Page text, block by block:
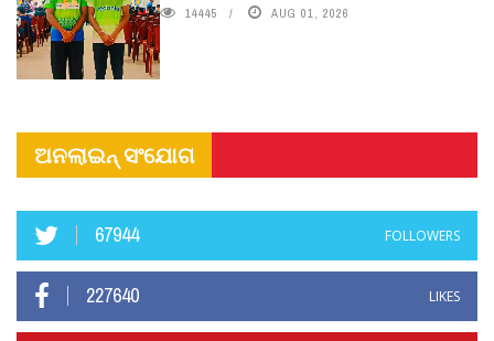
14445 AUG 01, 2026
ଅନଲାଇନ୍ ସଂଯୋଗ
67944 FOLLOWERS
227640 LIKES